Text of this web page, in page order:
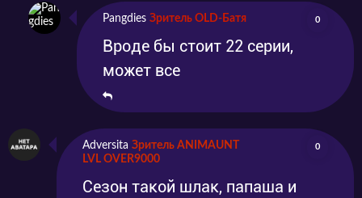
Pangdies Зритель OLD-Батя 0
Вроде бы стоит 22 серии,
может все
Adversita Зритель ANIMAUNT
LVL OVER9000
0
Сезон такой шлак, папаша и